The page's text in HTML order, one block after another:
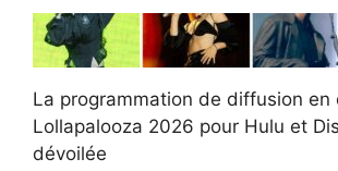
La programmation de diffusion en
Lollapalooza 2026 pour Hulu et
dévoilée